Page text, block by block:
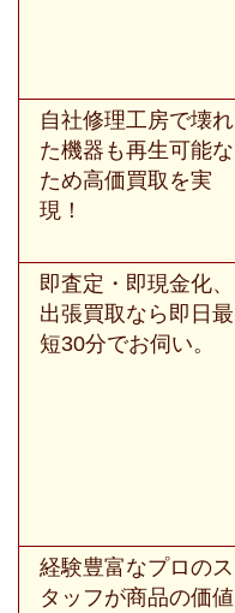
自社修理工房で壊れ
た機器も再生可能な
ため高価買取を実
現！
即査定・即現金化、
出張買取なら即日最
短30分でお伺い。
経験豊富なプロのス
タッフが商品の価値